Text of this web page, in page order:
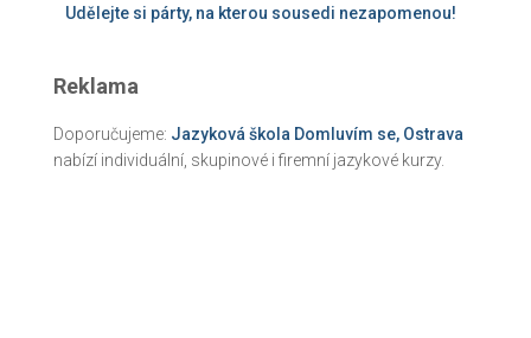
Udělejte si párty, na kterou sousedi nezapomenou!
Reklama
Doporučujeme: Jazyková škola Domluvím se, Ostrava
nabízí individuální, skupinové i firemní jazykové kurzy.